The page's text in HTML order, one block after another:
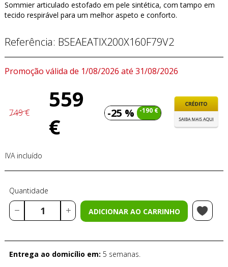
Sommier articulado estofado em pele sintética, com tampo em
tecido respirável para um melhor aspeto e conforto.
Referência: BSEAEATIX200X160F79V2
Promoção válida de 1/08/2026 até 31/08/2026
749 €
559
€
-25 % -190 €
IVA incluído
Quantidade
ADICIONAR AO CARRINHO
Entrega ao domicílio em: 5 semanas.